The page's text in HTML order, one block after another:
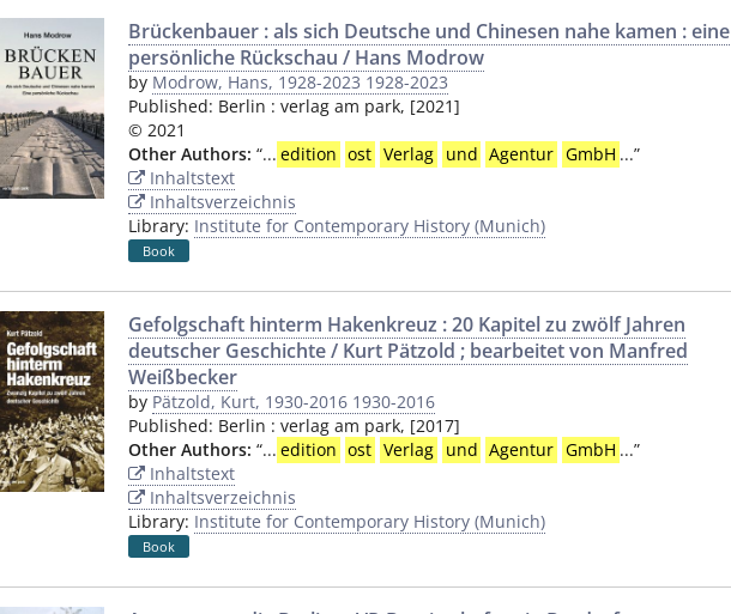
Brückenbauer : als sich Deutsche und Chinesen nahe kamen : eine
persönliche Rückschau / Hans Modrow
by Modrow, Hans, 1928-2023 1928-2023
Published: Berlin : verlag am park, [2021]
© 2021
Other Authors: “... edition ost Verlag und Agentur GmbH ...”
Inhaltstext
Inhaltsverzeichnis
Library: Institute for Contemporary History (Munich)
Book
Gefolgschaft hinterm Hakenkreuz : 20 Kapitel zu zwölf Jahren
deutscher Geschichte / Kurt Pätzold ; bearbeitet von Manfred
Weißbecker
by Pätzold, Kurt, 1930-2016 1930-2016
Published: Berlin : verlag am park, [2017]
Other Authors: “... edition ost Verlag und Agentur GmbH ...”
Inhaltstext
Inhaltsverzeichnis
Library: Institute for Contemporary History (Munich)
Book